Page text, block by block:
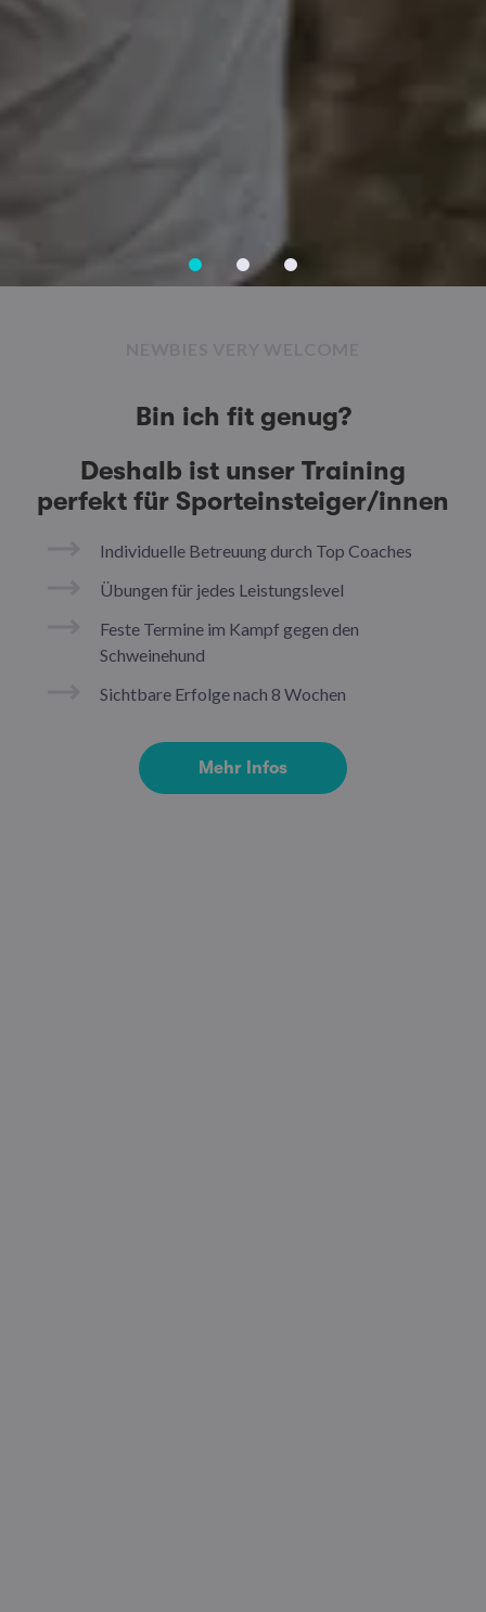
Bin ich fit genug?
Deshalb ist unser Training
perfekt für Sporteinsteiger/innen
Individuelle Betreuung durch Top Coaches
Übungen für jedes Leistungslevel
Feste Termine im Kampf gegen den
Schweinehund
Sichtbare Erfolge nach 8 Wochen
Mehr Infos